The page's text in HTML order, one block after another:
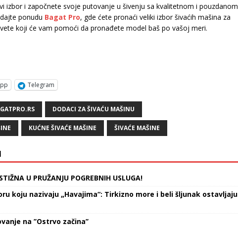
izbor i započnete svoje putovanje u šivenju sa kvalitetnom i pouzdanom
ponudu Bagat Pro, gde ćete pronaći veliki izbor šivaćih mašina za
koji će vam pomoći da pronađete model baš po vašoj meri.
Telegram
DODACI ZA ŠIVAĆU MAŠINU
KUĆNE ŠIVAĆE MAŠINE ŠIVAĆE MAŠINE
U PRUŽANJU POGREBNIH USLUGA!
koju nazivaju „Havajima“: Tirkizno more i beli šljunak ostavljaju
na ’’Ostrvo začina’’